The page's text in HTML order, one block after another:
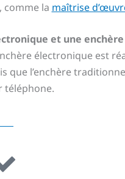
comme la maîtrise
et une
électronique est
que l’enchère
téléphone.